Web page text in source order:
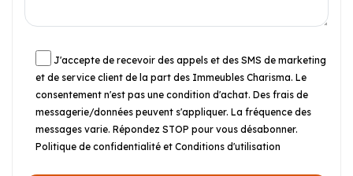
J'accepte de recevoir des appels et des SMS de marketing
et de service client de la part des Immeubles Charisma. Le
consentement n'est pas une condition d'achat. Des frais de
messagerie/données peuvent s'appliquer. La fréquence des
messages varie. Répondez STOP pour vous désabonner.
Politique de confidentialité et Conditions d'utilisation